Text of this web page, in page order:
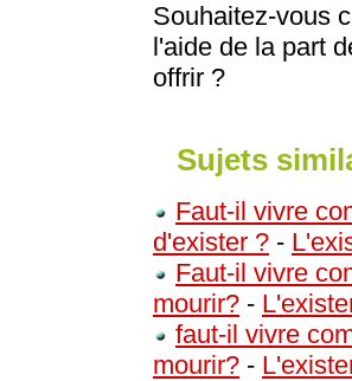
Souhaitez-vous
l'aide de la part
offrir ?
Sujets
Faut-il vivre
d'exister ? -
Faut-il vivre
mourir? -
faut-il vivre
mourir? -